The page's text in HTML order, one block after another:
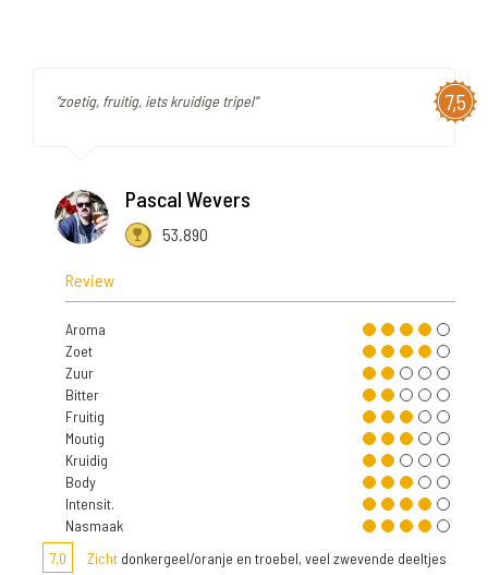
7,5
"zoetig, fruitig, iets kruidige tripel"
Pascal Wevers
53.890
Review
Aroma
Zoet
Zuur
Bitter
Fruitig
Moutig
Kruidig
Body
Intensit.
Nasmaak
7,0
Zicht donkergeel/oranje en troebel, veel zwevende deeltjes